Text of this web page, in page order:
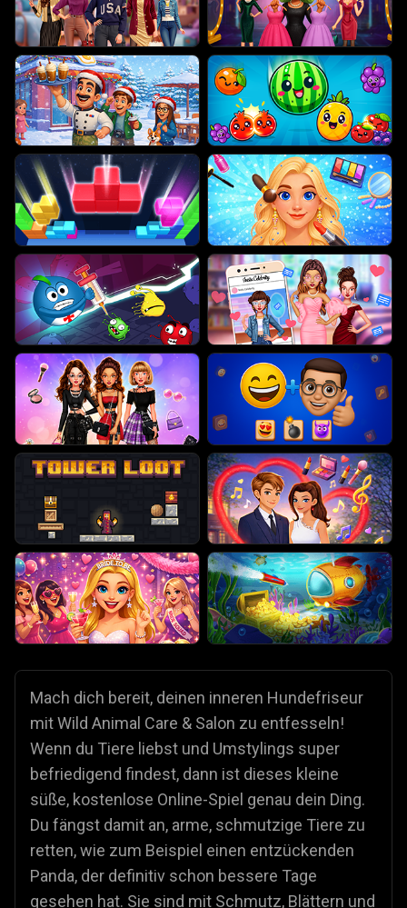
Mach dich bereit, deinen inneren Hundefriseur
mit Wild Animal Care & Salon zu entfesseln!
Wenn du Tiere liebst und Umstylings super
befriedigend findest, dann ist dieses kleine
süße, kostenlose Online-Spiel genau dein Ding.
Du fängst damit an, arme, schmutzige Tiere zu
retten, wie zum Beispiel einen entzückenden
Panda, der definitiv schon bessere Tage
gesehen hat. Sie sind mit Schmutz, Blättern und